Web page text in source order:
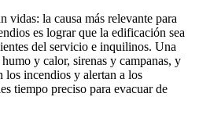
vidas: la causa más relevante para
es lograr que la edificación sea
del servicio e inquilinos. Una
y calor, sirenas y campanas, y
los incendios y alertan a los
tiempo preciso para evacuar de